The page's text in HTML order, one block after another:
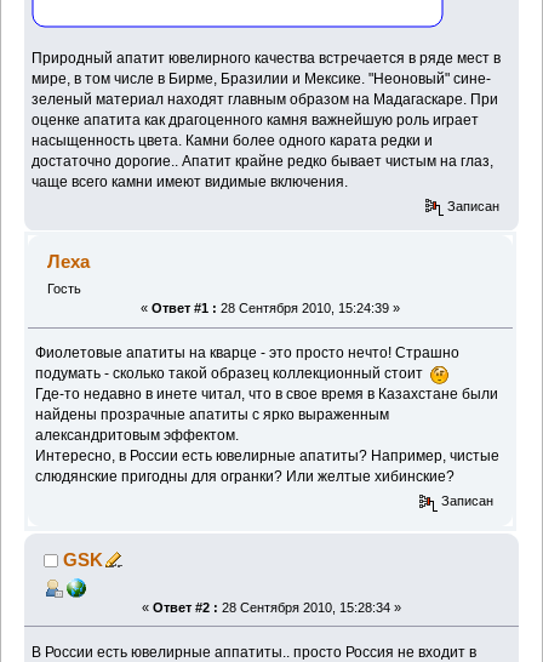
Природный апатит ювелирного качества встречается в ряде мест в
мире, в том числе в Бирме, Бразилии и Мексике. "Неоновый" сине-
зеленый материал находят главным образом на Мадагаскаре. При
оценке апатита как драгоценного камня важнейшую роль играет
насыщенность цвета. Камни более одного карата редки и
достаточно дорогие.. Апатит крайне редко бывает чистым на глаз,
чаще всего камни имеют видимые включения.
Записан
Леха
Гость
« Ответ #1 : 28 Сентября 2010, 15:24:39 »
Фиолетовые апатиты на кварце - это просто нечто! Страшно
подумать - сколько такой образец коллекционный стоит
Где-то недавно в инете читал, что в свое время в Казахстане были
найдены прозрачные апатиты с ярко выраженным
александритовым эффектом.
Интересно, в России есть ювелирные апатиты? Например, чистые
слюдянские пригодны для огранки? Или желтые хибинские?
Записан
GSK
« Ответ #2 : 28 Сентября 2010, 15:28:34 »
В России есть ювелирные аппатиты.. просто Россия не входит в